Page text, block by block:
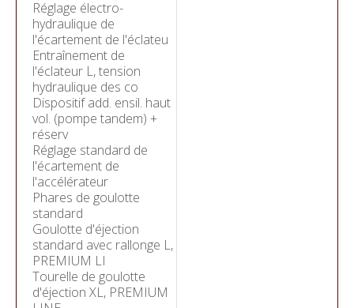
Réglage électro-
hydraulique de
l'écartement de l'éclateu
Entraînement de
l'éclateur L, tension
hydraulique des co
Dispositif add. ensil. haut
vol. (pompe tandem) +
réserv
Réglage standard de
l'écartement de
l'accélérateur
Phares de goulotte
standard
Goulotte d'éjection
standard avec rallonge L,
PREMIUM LI
Tourelle de goulotte
d'éjection XL, PREMIUM